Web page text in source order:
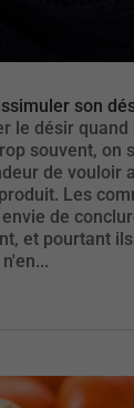
son
le désir quand
souvent, on
de vouloir
Les
de
et pourtant